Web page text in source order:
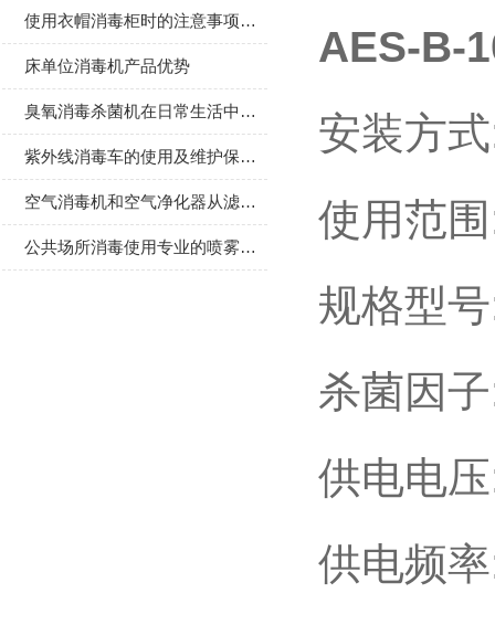
使用衣帽消毒柜时的注意事项介绍
床单位消毒机产品优势
臭氧消毒杀菌机在日常生活中的作用
紫外线消毒车的使用及维护保养方法介绍
空气消毒机和空气净化器从滤网和净化技术的分析不同
公共场所消毒使用专业的喷雾消毒器械
AES-B-
安装方
使用范
规格型
杀菌因
供电电
供电频